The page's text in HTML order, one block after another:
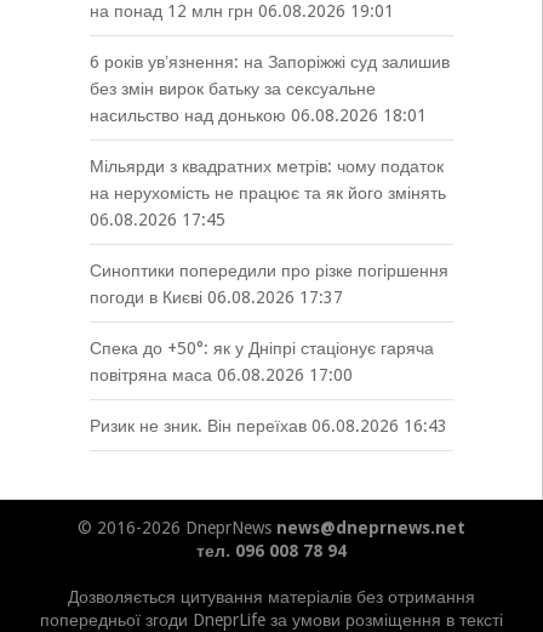
на понад 12 млн грн 06.08.2026 19:01
6 років увʼязнення: на Запоріжжі суд залишив
без змін вирок батьку за сексуальне
насильство над донькою 06.08.2026 18:01
Мільярди з квадратних метрів: чому податок
на нерухомість не працює та як його змінять
06.08.2026 17:45
Синоптики попередили про різке погіршення
погоди в Києві 06.08.2026 17:37
Спека до +50°: як у Дніпрі стаціонує гаряча
повітряна маса 06.08.2026 17:00
Ризик не зник. Він переїхав 06.08.2026 16:43
© 2016-2026 DneprNews news@dneprnews.net
тел. 096 008 78 94
Дозволяється цитування матеріалів без отримання
попередньої згоди DneprLife за умови розміщення в тексті